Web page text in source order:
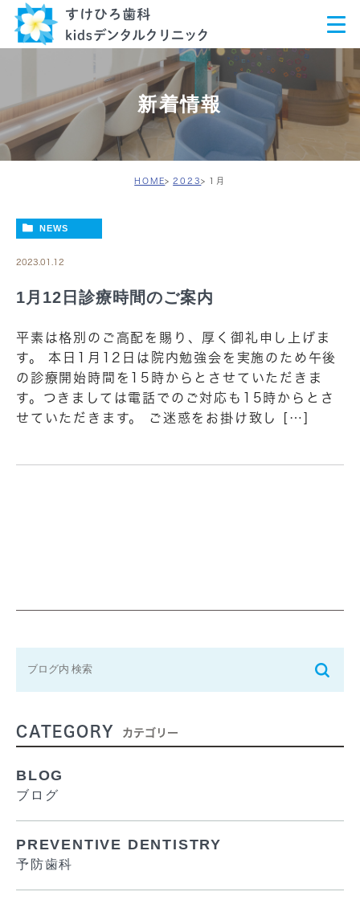
新着情報
HOME 2023 1月
NEWS
2023.01.12
1月12日診療時間のご案内
平素は格別のご高配を賜り、厚く御礼申し上げま
す。 本日1月12日は院内勉強会を実施のため午後
の診療開始時間を15時からとさせていただきま
す。つきましては電話でのご対応も15時からとさ
せていただきます。 ご迷惑をお掛け致し […]
CATEGORY カテゴリー
BLOG
ブログ
PREVENTIVE DENTISTRY
予防歯科